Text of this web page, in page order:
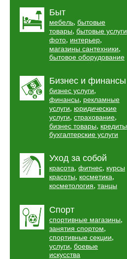
Быт
мебель, бытовые
товары, бытовые услуги
фото, интерьер,
магазины сантехники,
бытовое оборудование
Бизнес и финансы
бизнес услуги,
финансы, рекламные
услуги, юридические
услуги, страхование,
бизнес товары, кредиты
бухгалтерские услуги
Уход за собой
красота, фитнес, курсы
красоты, косметика,
косметология, танцы
Спорт
спортивные магазины,
занятия спортом,
спортивные секции,
услуги, боевые
искусства